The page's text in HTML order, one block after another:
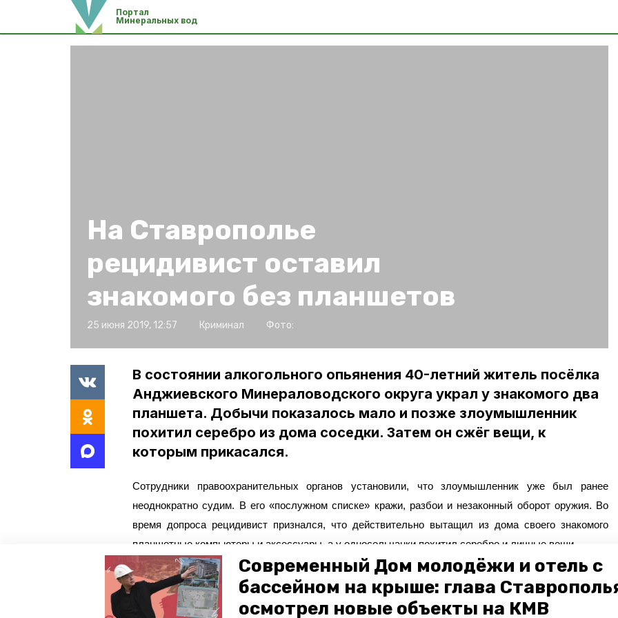
Современный Дом молодёжи и отель с
бассейном на крыше: глава
осмотрел новые объекты на КМВ
Портал
Минеральных вод
На Ставрополье
рецидивист оставил
знакомого без планшетов
25 июня 2019, 12:57 Криминал Фото:
В состоянии алкогольного опьянения 40-летний житель посёлка
Анджиевского Минераловодского округа украл у знакомого два
планшета. Добычи показалось мало и позже злоумышленник
похитил серебро из дома соседки. Затем он сжёг вещи, к
которым прикасался.
Сотрудники правоохранительных органов установили, что злоумышленник уже был ранее
неоднократно судим. В его «послужном списке» кражи, разбои и незаконный оборот оружия. Во
время допроса рецидивист признался, что действительно вытащил из дома своего знакомого
планшетные компьютеры и аксессуары, а у односельчанки похитил серебро и личные вещи.
«Общий ущерб, причинённый потерпевшим, составил более 30 тысяч рублей. Возбуждено два
уголовных дела», — рассказали в краевом управлении МВД России. В ведомстве сообщили, что
за серию краж рецидивист может лишиться свободы на срок до шести лет.